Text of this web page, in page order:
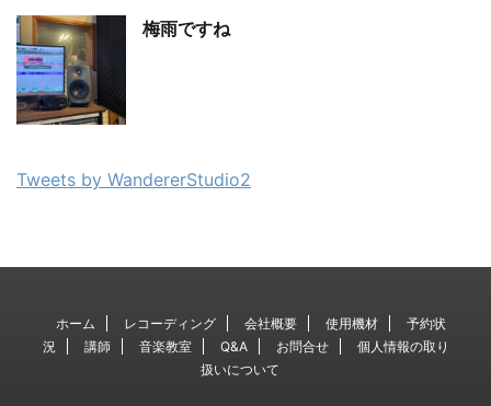
梅雨ですね
Tweets by WandererStudio2
ホーム レコーディング 会社概要 使用機材
予約状
況
講師 音楽教室 Q&A お問合せ
個人情報の取り
扱いについて